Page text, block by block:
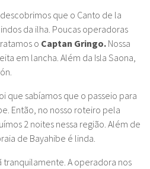
que o Canto de la
da ilha. Poucas operadoras
o Captan Gringo. Nossa
em lancha. Além da Isla Saona,
que sabíamos que o passeio para
Então, no nosso roteiro pela
2 noites nessa região. Além de
de Bayahibe é linda.
A operadora nos